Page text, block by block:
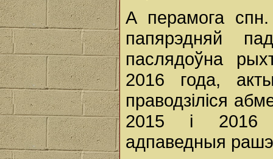
А перамога
папярэдняй
паслядоўна
2016 года,
праводзіліся
2015 і 2016
адпаведныя